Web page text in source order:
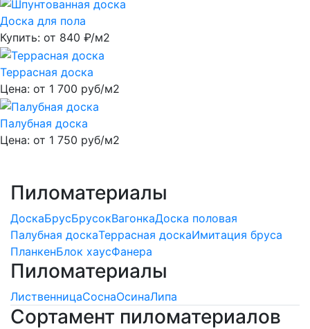
Доска для пола
Купить: от 840 ₽/м2
Террасная доска
Цена: от 1 700 руб/м2
Палубная доска
Цена: от 1 750 руб/м2
Пиломатериалы
ДоскаБрусБрусокВагонкаДоска половая
Палубная доскаТеррасная доскаИмитация бруса
ПланкенБлок хаусФанера
Пиломатериалы
ЛиственницаСоснаОсинаЛипа
Сортамент пиломатериалов